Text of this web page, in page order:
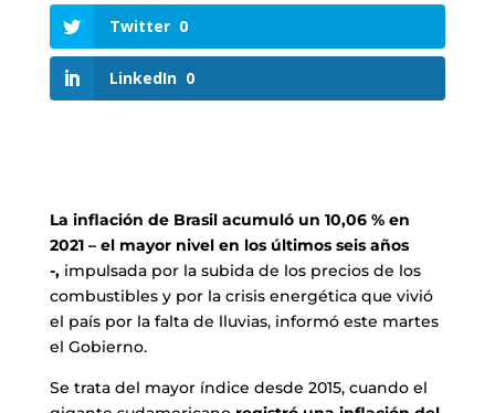
Twitter 0
LinkedIn 0
La inflación de Brasil acumuló un 10,06 % en
2021 – el mayor nivel en los últimos seis años
-, impulsada por la subida de los precios de los
combustibles y por la crisis energética que vivió
el país por la falta de lluvias, informó este martes
el Gobierno.
Se trata del mayor índice desde 2015, cuando el